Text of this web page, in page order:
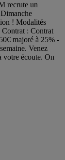
recrute un
! Modalités
Contrat : Contrat
majoré à 25% -
Venez
votre écoute. On